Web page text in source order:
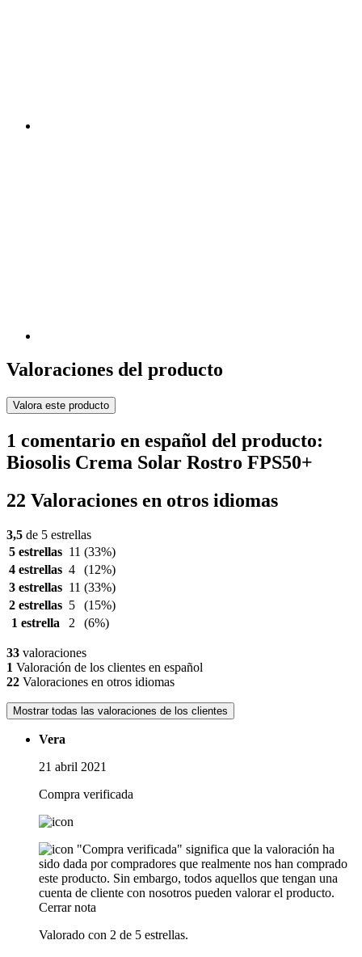
Valoraciones del producto
Valora este producto
1 comentario en español del producto:
Biosolis Crema Solar Rostro FPS50+
22 Valoraciones en otros idiomas
3,5 de 5 estrellas
5 estrellas 11 (33%)
4 estrellas 4
(12%)
3 estrellas 11 (33%)
2 estrellas 5
(15%)
1 estrella
2 (6%)
33 valoraciones
1 Valoración de los clientes en español
22 Valoraciones en otros idiomas
Mostrar todas las valoraciones de los clientes
Vera
21 abril 2021
Compra verificada
"Compra verificada" significa que la valoración ha
sido dada por compradores que realmente nos han comprado
este producto. Sin embargo, todos aquellos que tengan una
cuenta de cliente con nosotros pueden valorar el producto.
Cerrar nota
Valorado con 2 de 5 estrellas.